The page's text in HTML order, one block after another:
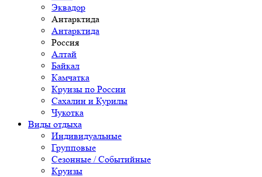
Эквадор
Антарктида
Антарктида
Россия
Алтай
Байкал
Камчатка
Круизы по России
Сахалин и Курилы
Чукотка
Виды отдыха
Индивидуальные
Групповые
Сезонные / Событийные
Круизы